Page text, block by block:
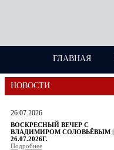
ГЛАВНАЯ
НОВОСТИ
26.07.2026
ВОСКРЕСНЫЙ ВЕЧЕР С
ВЛАДИМИРОМ СОЛОВЬЁВЫМ |
26.07.2026Г.
Подробнее